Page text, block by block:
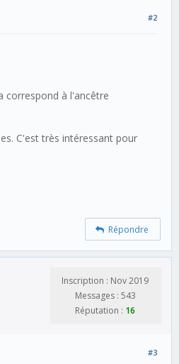
#2
correspond à l'ancêtre
C'est très intéressant pour
Répondre
Inscription : Nov 2019
Messages : 543
Réputation : 16
#3